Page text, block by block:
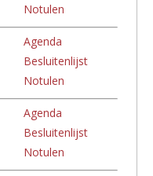
Notulen
Agenda
Besluitenlijst
Notulen
Agenda
Besluitenlijst
Notulen